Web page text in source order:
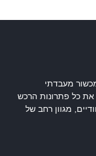
מעבדתי
את כל פתרונות הרכש
מגוון רחב של